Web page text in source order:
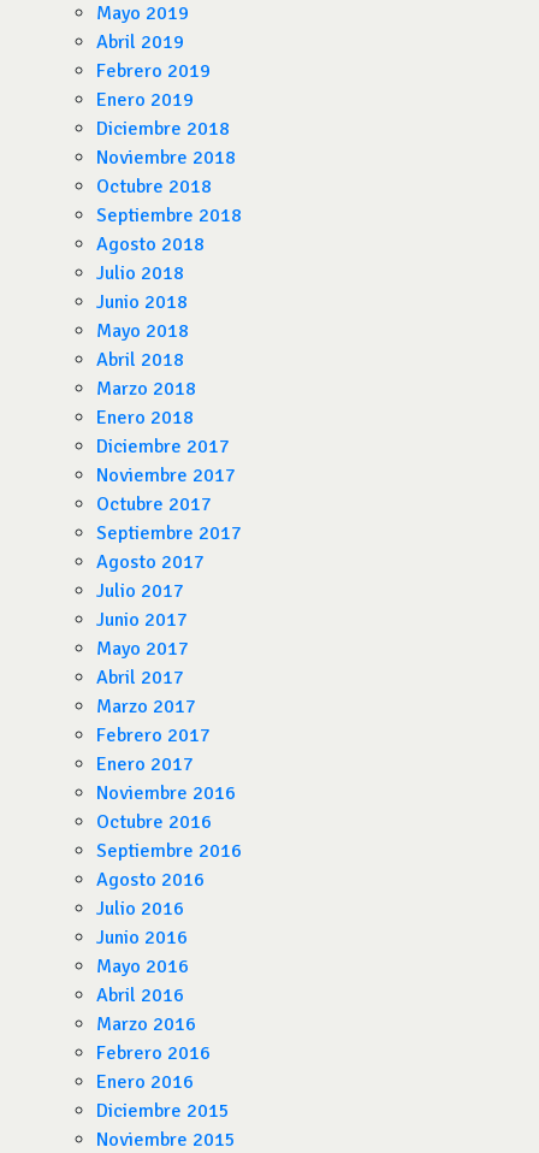
Mayo 2019
Abril 2019
Febrero 2019
Enero 2019
Diciembre 2018
Noviembre 2018
Octubre 2018
Septiembre 2018
Agosto 2018
Julio 2018
Junio 2018
Mayo 2018
Abril 2018
Marzo 2018
Enero 2018
Diciembre 2017
Noviembre 2017
Octubre 2017
Septiembre 2017
Agosto 2017
Julio 2017
Junio 2017
Mayo 2017
Abril 2017
Marzo 2017
Febrero 2017
Enero 2017
Noviembre 2016
Octubre 2016
Septiembre 2016
Agosto 2016
Julio 2016
Junio 2016
Mayo 2016
Abril 2016
Marzo 2016
Febrero 2016
Enero 2016
Diciembre 2015
Noviembre 2015